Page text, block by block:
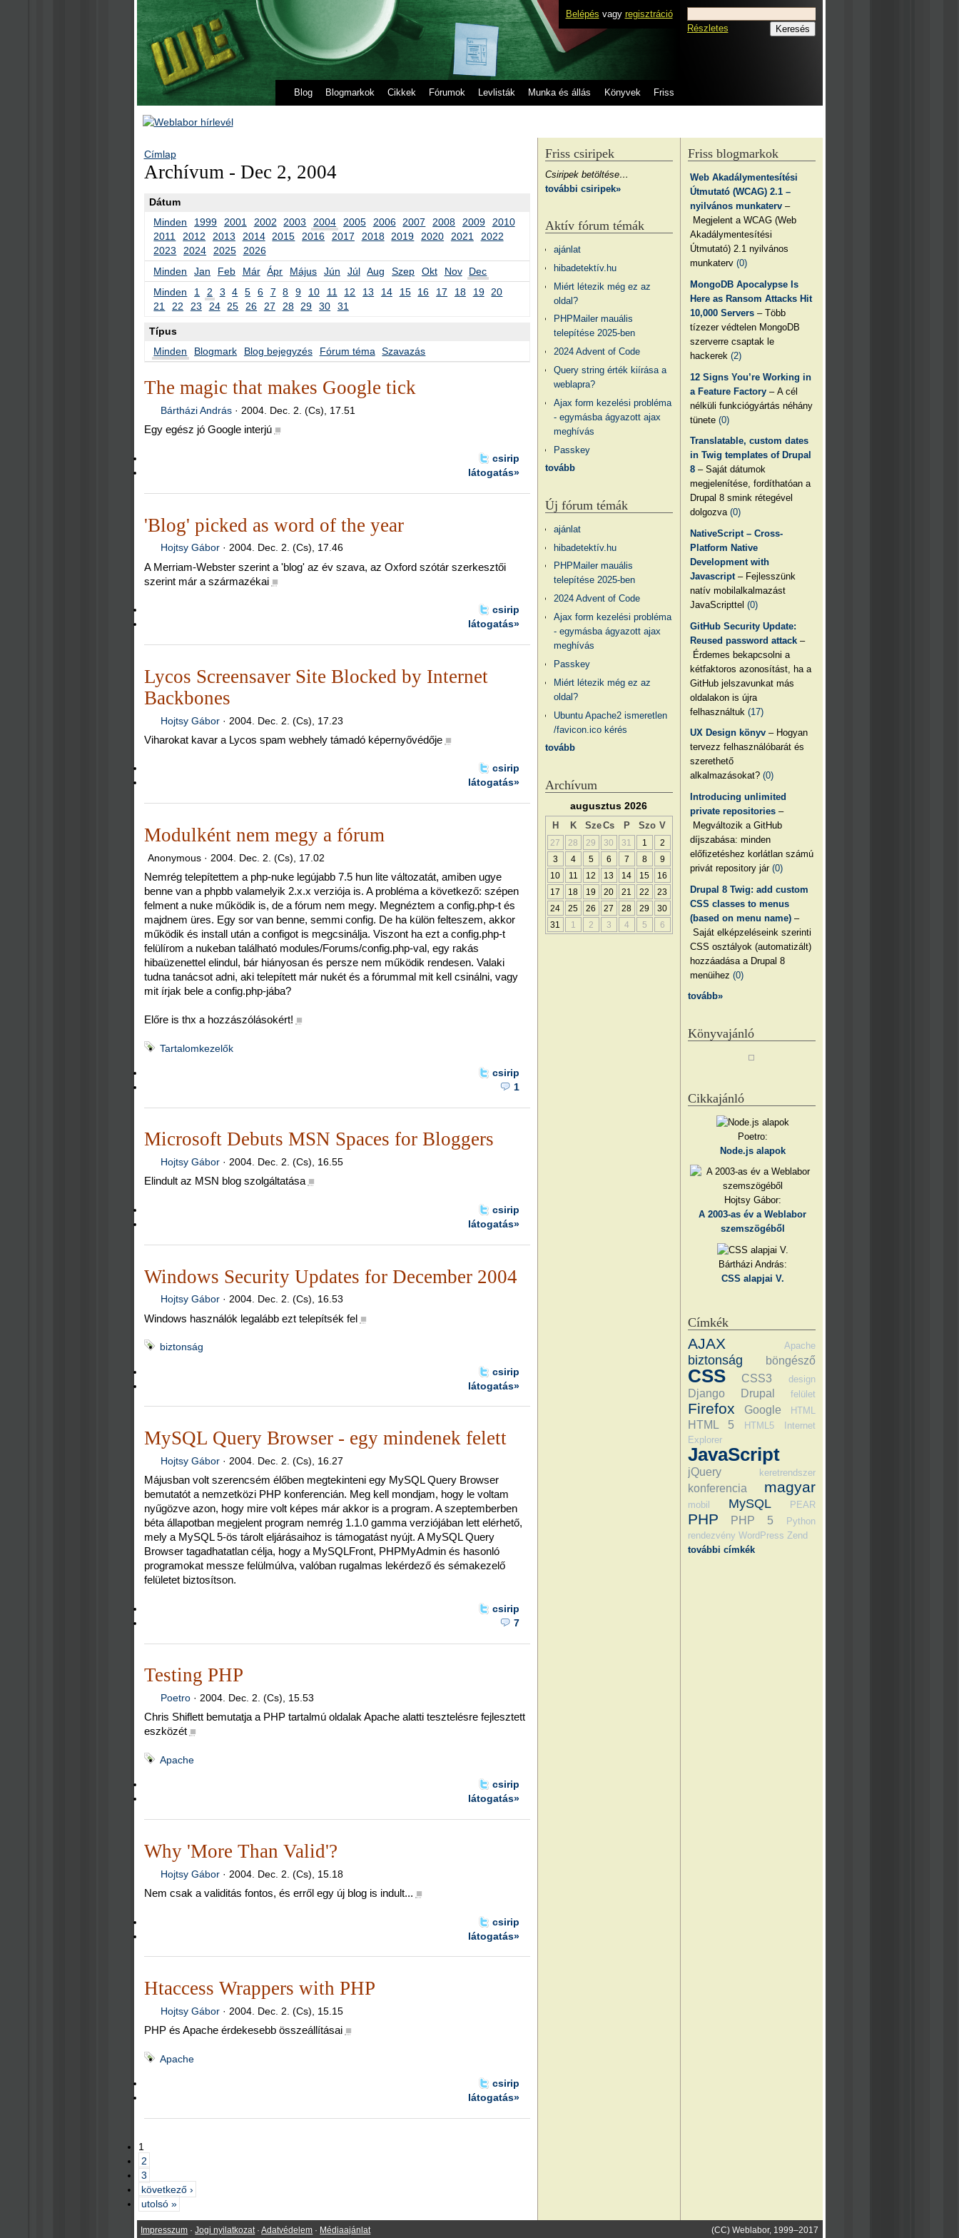
Belépés vagy regisztráció
Blog Blogmarkok Cikkek Fórumok Levlisták Munka és állás Könyvek Friss
Részletes
Címlap
Archívum - Dec 2, 2004
Dátum
Minden
1999 2001 2002 2003 2004 2005 2006 2007 2008 2009
2010
2011
2012 2013 2014 2015 2016 2017 2018 2019 2020 2021
2022
2023
2024 2025
2026
Minden
Jan Feb Már Ápr Május Jún Júl Aug Szep Okt Nov
Dec
Minden
1 2 3 4 5 6 7 8 9 10 11 12 13 14 15 16 17 18 19
20
21
22 23 24 25 26 27 28 29 30 31
Típus
Minden
Blogmark Blog bejegyzés Fórum téma Szavazás
The magic that makes Google tick
Bártházi András ·2004. Dec. 2. (Cs), 17.51
Egy egész jó Google interjú ■
csirip
látogatás»
'Blog' picked as word of the year
Hojtsy Gábor ·2004. Dec. 2. (Cs), 17.46
A Merriam-Webster szerint a 'blog' az év szava, az Oxford szótár szerkesztői
szerint már a származékai ■
csirip
látogatás»
Lycos Screensaver Site Blocked by Internet
Backbones
Hojtsy Gábor · 2004. Dec. 2. (Cs), 17.23
Viharokat kavar a Lycos spam webhely támadó képernyővédője ■
csirip
látogatás»
Modulként nem megy a fórum
Anonymous · 2004. Dec. 2. (Cs), 17.02
Nemrég telepítettem a php-nuke legújabb 7.5 hun lite változatát, amiben ugye
benne van a phpbb valamelyik 2.x.x verziója is. A probléma a következő: szépen
felment a nuke működik is, de a fórum nem megy. Megnéztem a config.php-t és
majdnem üres. Egy sor van benne, semmi config. De ha külön felteszem, akkor
működik és install után a configot is megcsinálja. Viszont ha ezt a config.php-t
felülírom a nukeban található modules/Forums/config.php-val, egy rakás
hibaüzenettel elindul, bár hiányosan és persze nem működik rendesen. Valaki
tudna tanácsot adni, aki telepített már nukét és a fórummal mit kell csinálni, vagy
mit írjak bele a config.php-jába?
Előre is thx a hozzászólásokért! ■
Tartalomkezelők
csirip
1
Microsoft Debuts MSN Spaces for Bloggers
Hojtsy Gábor ·2004. Dec. 2. (Cs), 16.55
Elindult az MSN blog szolgáltatása ■
csirip
látogatás»
Windows Security Updates for December 2004
Hojtsy Gábor ·2004. Dec. 2. (Cs), 16.53
Windows használók legalább ezt telepítsék fel ■
biztonság
csirip
látogatás»
MySQL Query Browser - egy mindenek felett
Hojtsy Gábor · 2004. Dec. 2. (Cs), 16.27
Májusban volt szerencsém élőben megtekinteni egy MySQL Query Browser
bemutatót a nemzetközi PHP konferencián. Meg kell mondjam, hogy le voltam
nyűgözve azon, hogy mire volt képes már akkor is a program. A szeptemberben
béta állapotban megjelent program nemrég 1.1.0 gamma verziójában lett elérhető,
mely a MySQL 5-ös tárolt eljárásaihoz is támogatást nyújt. A MySQL Query
Browser tagadhatatlan célja, hogy a MySQLFront, PHPMyAdmin és hasonló
programokat messze felülmúlva, valóban rugalmas lekérdező és sémakezelő
felületet biztosítson.
csirip
7
Testing PHP
Poetro · 2004. Dec. 2. (Cs), 15.53
Chris Shiflett bemutatja a PHP tartalmú oldalak Apache alatti tesztelésre fejlesztett
eszközét ■
Apache
csirip
látogatás»
Why 'More Than Valid'?
Hojtsy Gábor · 2004. Dec. 2. (Cs), 15.18
Nem csak a validitás fontos, és erről egy új blog is indult... ■
csirip
látogatás»
Htaccess Wrappers with PHP
Hojtsy Gábor · 2004. Dec. 2. (Cs), 15.15
PHP és Apache érdekesebb összeállításai ■
Apache
csirip
látogatás»
1
2
3
következő ›
utolsó »
Friss blogmarkok
Web Akadálymentesítési
Útmutató (WCAG) 2.1 –
nyilvános munkaterv –
Megjelent a WCAG (Web
Akadálymentesítési
Útmutató) 2.1 nyilvános
munkaterv(0)
MongoDB Apocalypse Is
Here as Ransom Attacks Hit
10,000 Servers – Több
tízezer védtelen MongoDB
szerverre csaptak le
hackerek(2)
12 Signs You’re Working in
a Feature Factory – A cél
nélküli funkciógyártás néhány
tünete(0)
Translatable, custom dates
in Twig templates of Drupal
8 – Saját dátumok
megjelenítése, fordíthatóan a
Drupal 8 smink rétegével
dolgozva(0)
NativeScript – Cross-
Platform Native
Development with
Javascript – Fejlesszünk
natív mobilalkalmazást
JavaScripttel(0)
GitHub Security Update:
Reused password attack –
Érdemes bekapcsolni a
kétfaktoros azonosítást, ha a
GitHub jelszavunkat más
oldalakon is újra
felhasználtuk(17)
UX Design könyv – Hogyan
tervezz felhasználóbarát és
szerethető
alkalmazásokat?(0)
Introducing unlimited
private repositories –
Megváltozik a GitHub
díjszabása: minden
előfizetéshez korlátlan számú
privát repository jár(0)
Drupal 8 Twig: add custom
CSS classes to menus
(based on menu name) –
Saját elképzeléseink szerinti
CSS osztályok (automatizált)
hozzáadása a Drupal 8
menüihez(0)
tovább»
Könyvajánló
Cikkajánló
Poetro:
Node.js alapok
Hojtsy Gábor:
A 2003-as év a Weblabor
szemszögéből
Bártházi András:
CSS alapjai V.
Címkék
AJAX Apache
biztonság böngésző
CSS CSS3 design
Django Drupal felület
Firefox Google HTML
HTML 5 HTML5
Internet
Explorer
JavaScript
jQuery keretrendszer
konferencia magyar
mobil MySQL PEAR
PHP PHP 5
Python
rendezvény WordPress Zend
további címkék
Friss csiripek
Csiripek betöltése…
további csiripek»
Aktív fórum témák
ajánlat
hibadetektív.hu
Miért létezik még ez az
oldal?
PHPMailer mauális
telepítése 2025-ben
2024 Advent of Code
Query string érték kiírása a
weblapra?
Ajax form kezelési probléma
- egymásba ágyazott ajax
meghívás
Passkey
tovább
Új fórum témák
ajánlat
hibadetektív.hu
PHPMailer mauális
telepítése 2025-ben
2024 Advent of Code
Ajax form kezelési probléma
- egymásba ágyazott ajax
meghívás
Passkey
Miért létezik még ez az
oldal?
Ubuntu Apache2 ismeretlen
/favicon.ico kérés
tovább
Archívum
augusztus 2026
H K SzeCs P Szo V
27 28 29 30 31 1
2
3
4 5 6 7 8
9
10
11 12 13 14 15
16
17
18 19 20 21 22
23
24
25 26 27 28 29
30
31
1 2 3 4 5 6
(CC) Weblabor, 1999–2017
Impresszum ·Jogi nyilatkozat ·Adatvédelem · Médiaajánlat